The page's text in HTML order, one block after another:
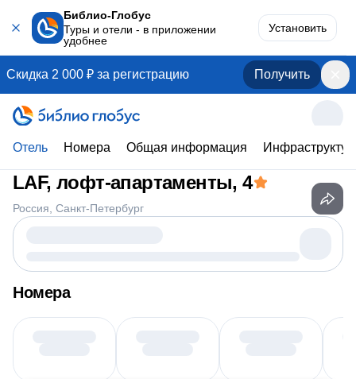
Библио-Глобус
Туры и отели - в приложении
удобнее
Установить
Скидка 2 000 ₽ за регистрацию Получить
Отель Номера Общая информация
LAF, лофт-апартаменты, 4
Россия Санкт-Петербург
Номера